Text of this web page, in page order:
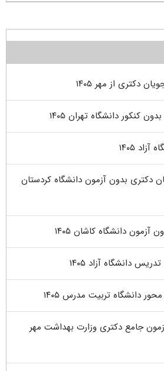
دکتری از مهر ۱۴۰۵
کنکور دانشگاه تهران ۱۴۰۵
۱۴۰۵
دکتری بدون آزمون دانشگاه کردستان
دانشگاه کاشان ۱۴۰۵
دانشگاه آزاد ۱۴۰۵
دانشگاه تربیت مدرس ۱۴۰۵
جامع دکتری وزارت بهداشت مهر